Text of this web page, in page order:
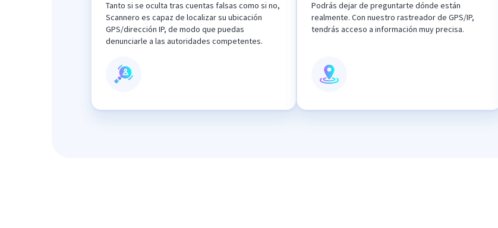
Tanto si se oculta tras cuentas falsas como si no,
Scannero es capaz de localizar su ubicación
GPS/dirección IP, de modo que puedas
denunciarle a las autoridades competentes.
Podrás dejar de preguntarte dónde están
realmente. Con nuestro rastreador de GPS/IP,
tendrás acceso a información muy precisa.